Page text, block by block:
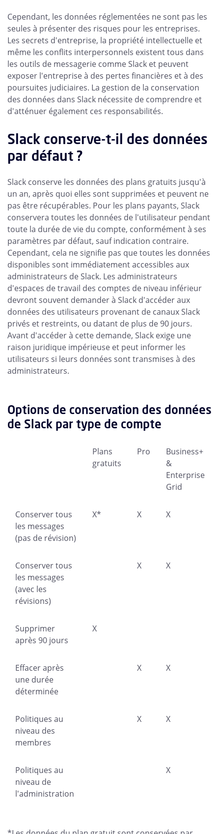
Cependant, les données réglementées ne sont pas les
seules à présenter des risques pour les entreprises.
Les secrets d'entreprise, la propriété intellectuelle et
même les conflits interpersonnels existent tous dans
les outils de messagerie comme Slack et peuvent
exposer l'entreprise à des pertes financières et à des
poursuites judiciaires. La gestion de la conservation
des données dans Slack nécessite de comprendre et
d'atténuer également ces responsabilités.
Slack conserve-t-il des données
par défaut ?
Slack conserve les données des plans gratuits jusqu'à
un an, après quoi elles sont supprimées et peuvent ne
pas être récupérables. Pour les plans payants, Slack
conservera toutes les données de l'utilisateur pendant
toute la durée de vie du compte, conformément à ses
paramètres par défaut, sauf indication contraire.
Cependant, cela ne signifie pas que toutes les données
disponibles sont immédiatement accessibles aux
administrateurs de Slack. Les administrateurs
d'espaces de travail des comptes de niveau inférieur
devront souvent demander à Slack d'accéder aux
données des utilisateurs provenant de canaux Slack
privés et restreints, ou datant de plus de 90 jours.
Avant d'accéder à cette demande, Slack exige une
raison juridique impérieuse et peut informer les
utilisateurs si leurs données sont transmises à des
administrateurs.
Options de conservation des données
de Slack par type de compte
Plans
gratuits
Pro
Business+
&
Enterprise
Grid
Conserver tous
les messages
(pas de révision)
X* X X
Conserver tous
les messages
(avec les
révisions)
X X
Supprimer
après 90 jours
X
Effacer après
une durée
déterminée
X X
Politiques au
niveau des
membres
X X
Politiques au
niveau de
l'administration
X